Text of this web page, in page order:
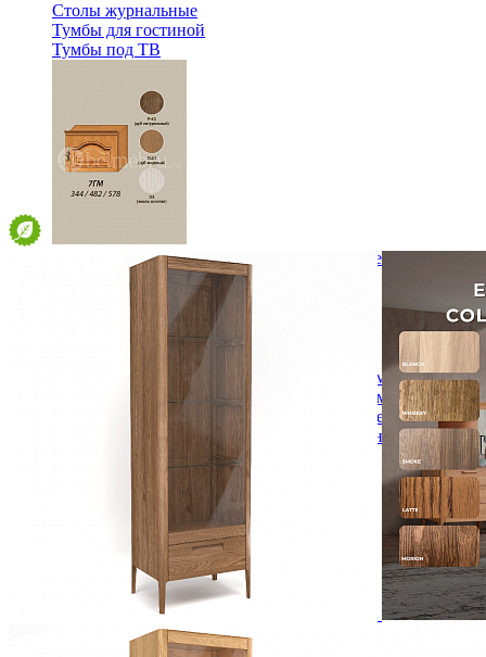
Столы журнальные
Тумбы для гостиной
Тумбы под ТВ
Модульная гостиная Вилия-М Секция антресольная №7
Деревянные кровати с подъемным механизмом
Кровати односпальные с подъемным механизмом
Кровати двуспальные с подъемным механизмом
Кровати полутороспальные с подъемным
Кровати двуспальные
Кровати металлические
Кровати односпальные
Кровати полутороспальные
Решетки и настилы под матрас
Спальные гарнитуры
Туалетные столики
Тумбы прикроватные